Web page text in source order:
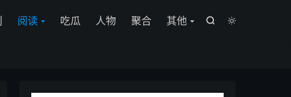


阅读 吃瓜 人物 聚合 其他